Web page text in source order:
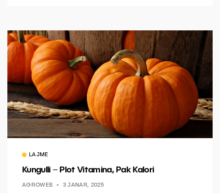
LAJME
Kungulli – Plot Vitamina, Pak Kalori
AGROWEB 3 JANAR, 2025